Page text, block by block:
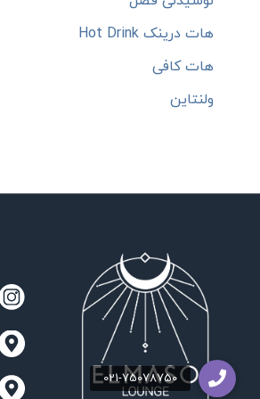
هات درینک Hot Drink
هات کافی
ولنتاین